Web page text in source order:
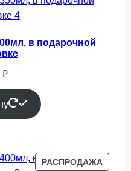
в подарочной
₽
РАСПРОДАЖА